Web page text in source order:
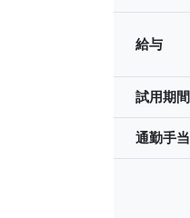
給与
試用期間
通勤手当